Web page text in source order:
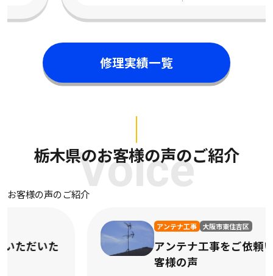
修理実績一覧
Voice
栃木県のお客様の声のご紹介
お客様の声のご紹介
アンテナ工事 大阪市東住吉区
アンテナ工事をご依頼いただいたお